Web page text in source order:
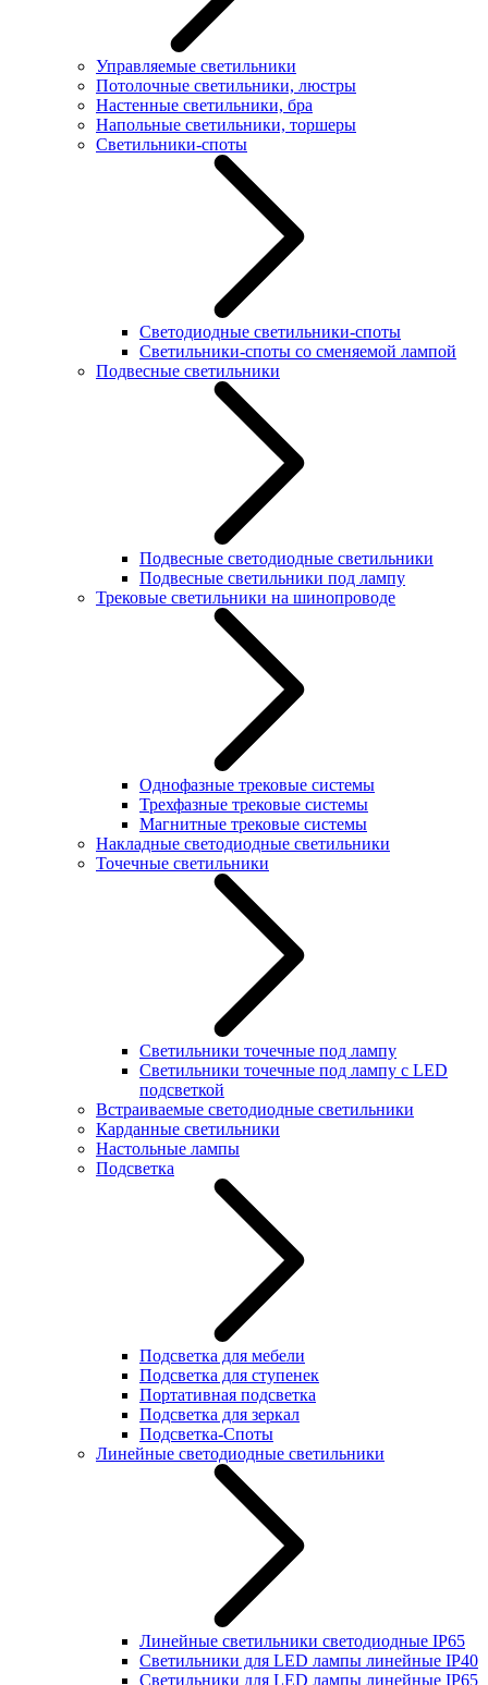
Управляемые светильники
Потолочные светильники, люстры
Настенные светильники, бра
Напольные светильники, торшеры
Светильники-споты
Светодиодные светильники-споты
Светильники-споты со сменяемой лампой
Подвесные светильники
Подвесные светодиодные светильники
Подвесные светильники под лампу
Трековые светильники на шинопроводе
Однофазные трековые системы
Трехфазные трековые системы
Магнитные трековые системы
Накладные светодиодные светильники
Точечные светильники
Светильники точечные под лампу
Светильники точечные под лампу с LED
подсветкой
Встраиваемые светодиодные светильники
Карданные светильники
Настольные лампы
Подсветка
Подсветка для мебели
Подсветка для ступенек
Портативная подсветка
Подсветка для зеркал
Подсветка-Споты
Линейные светодиодные светильники
Линейные светильники светодиодные IP65
Светильники для LED лампы линейные IP40
Светильники для LED лампы линейные IP65